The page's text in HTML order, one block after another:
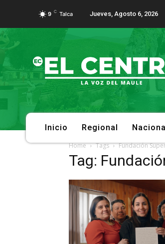
9 C Talca Jueves, Agosto 6, 2026
Inicio Regional Nacional
Home Tags Fundación
Tag: